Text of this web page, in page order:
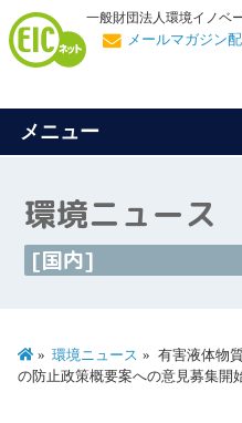
一般財団法人環境イノベ
メールマガジン
メニュー
環境ニュース
[国内]
環境ニュース
有害液体物
の防止政策概要案への意見募集開